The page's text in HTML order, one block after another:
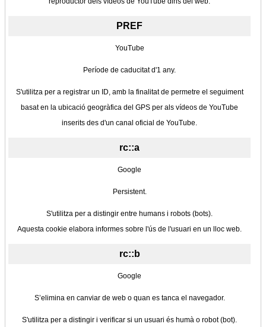
PREF
YouTube
Període de caducitat d'1 any.
S'utilitza per a registrar un ID, amb la finalitat de permetre el seguiment
basat en la ubicació geogràfica del GPS per als vídeos de YouTube
inserits des d'un canal oficial de YouTube.
rc::a
Google
Persistent.
S'utilitza per a distingir entre humans i robots (bots).
Aquesta cookie elabora informes sobre l'ús de l'usuari en un lloc web.
rc::b
Google
S’elimina en canviar de web o quan es tanca el navegador.
S'utilitza per a distingir i verificar si un usuari és humà o robot (bot).